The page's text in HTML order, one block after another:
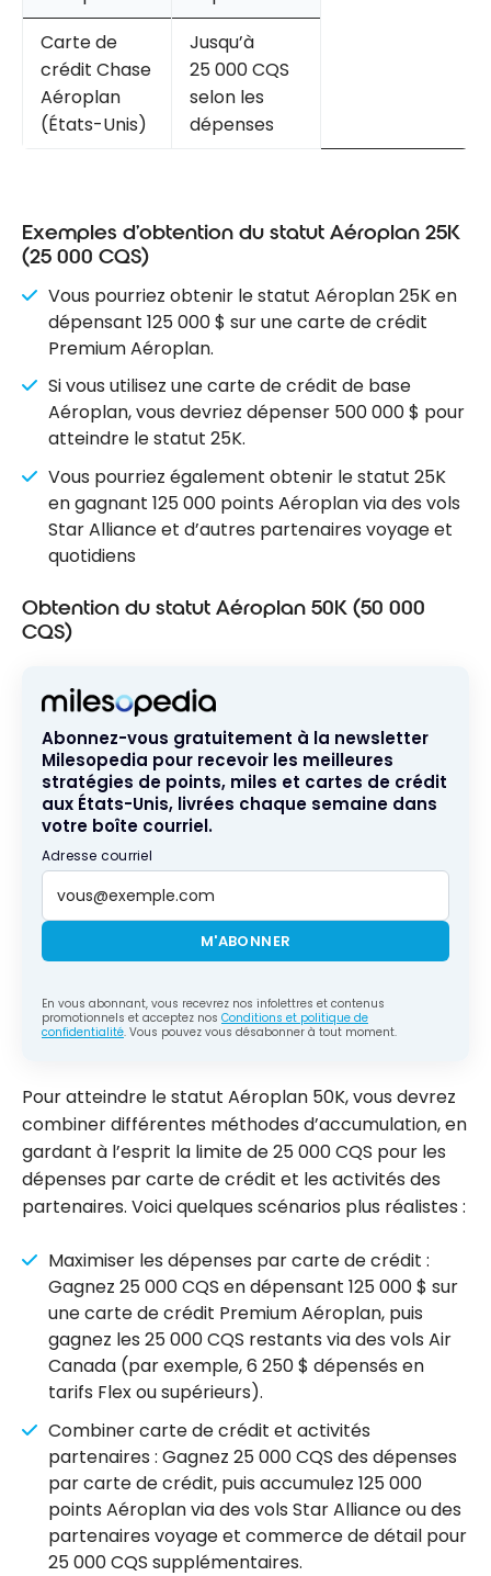
Carte de
crédit Chase
Aéroplan
(États-Unis)
Jusqu’à
25 000 CQS
selon les
dépenses
Exemples d’obtention du statut Aéroplan 25K
(25 000 CQS)
Vous pourriez obtenir le statut Aéroplan 25K en
dépensant 125 000 $ sur une carte de crédit
Premium Aéroplan.
Si vous utilisez une carte de crédit de base
Aéroplan, vous devriez dépenser 500 000 $ pour
atteindre le statut 25K.
Vous pourriez également obtenir le statut 25K
en gagnant 125 000 points Aéroplan via des vols
Star Alliance et d’autres partenaires voyage et
quotidiens
Obtention du statut Aéroplan 50K (50 000
CQS)
Abonnez-vous gratuitement à la newsletter
Milesopedia pour recevoir les meilleures
stratégies de points, miles et cartes de crédit
aux États-Unis, livrées chaque semaine dans
votre boîte courriel.
Adresse courriel
M'ABONNER
En vous abonnant, vous recevrez nos infolettres et contenus
promotionnels et acceptez nos Conditions et politique de
confidentialité. Vous pouvez vous désabonner à tout moment.
Pour atteindre le statut Aéroplan 50K, vous devrez
combiner différentes méthodes d’accumulation, en
gardant à l’esprit la limite de 25 000 CQS pour les
dépenses par carte de crédit et les activités des
partenaires. Voici quelques scénarios plus réalistes :
Maximiser les dépenses par carte de crédit :
Gagnez 25 000 CQS en dépensant 125 000 $ sur
une carte de crédit Premium Aéroplan, puis
gagnez les 25 000 CQS restants via des vols Air
Canada (par exemple, 6 250 $ dépensés en
tarifs Flex ou supérieurs).
Combiner carte de crédit et activités
partenaires : Gagnez 25 000 CQS des dépenses
par carte de crédit, puis accumulez 125 000
points Aéroplan via des vols Star Alliance ou des
partenaires voyage et commerce de détail pour
25 000 CQS supplémentaires.